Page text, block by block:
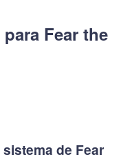
Fear the
de Fear